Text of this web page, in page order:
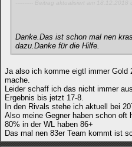
Danke.Das ist schon mal nen
dazu.Danke für die Hilfe.
Ja also ich komme eigtl immer Gold
mache.
Leider schaff ich das nicht immer
Ergebnis bis jetzt 17-8.
In den Rivals stehe ich aktuell bei
Also meine Gegner haben schon oft
80% in der WL haben 86+
Das mal nen 83er Team kommt ist